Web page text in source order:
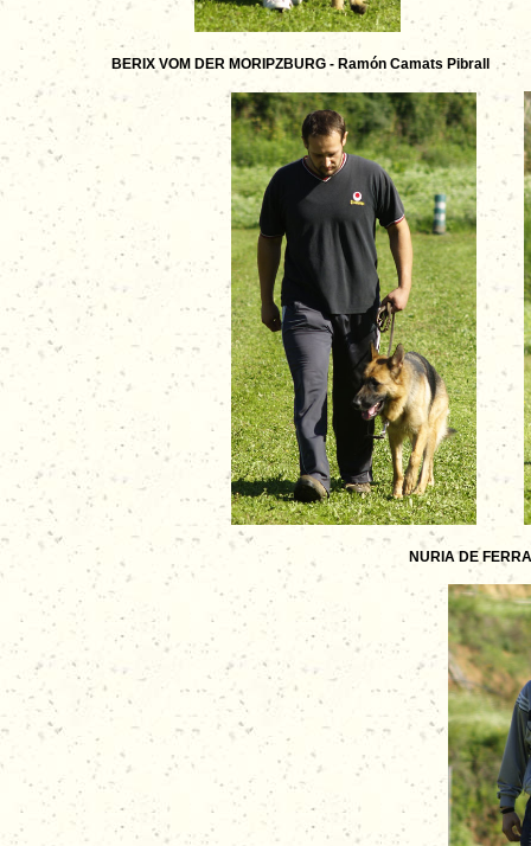
BERIX VOM DER MORIPZBURG - Ramón Camats Pibrall
NURIA DE